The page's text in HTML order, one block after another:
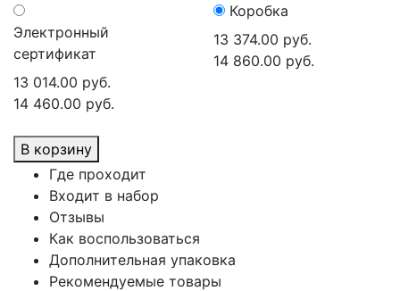
Электронный
сертификат
13 014.00 руб.
14 460.00 руб.
Коробка
13 374.00 руб.
14 860.00 руб.
В корзину
Где проходит
Входит в набор
Отзывы
Как воспользоваться
Дополнительная упаковка
Рекомендуемые товары